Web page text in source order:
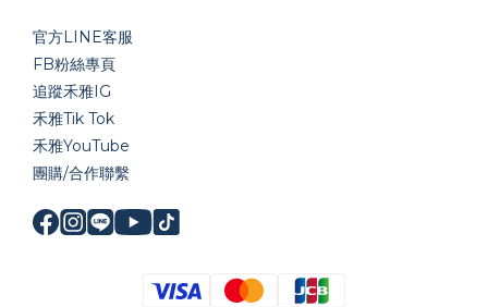
官方LINE客服
FB粉絲專頁
追蹤禾雅IG
禾雅Tik Tok
禾雅YouTube
團購/合作聯繫